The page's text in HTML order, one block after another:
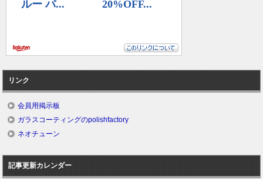
リンク
会員用掲示板
ガラスコーティングのpolishfactory
ネオチューン
記事更新カレンダー